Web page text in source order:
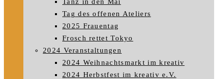
Tag des offenen Ateliers
2025 Frauentag
Frosch rettet Tokyo
2024 Veranstaltungen
2024 Weihnachtsmarkt im kreativ
2024 Herbstfest im kreativ e.V.